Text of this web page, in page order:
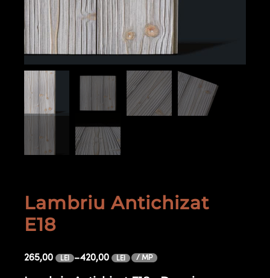
Lambriu Antichizat
E18
265,00 LEI –420,00 LEI / MP